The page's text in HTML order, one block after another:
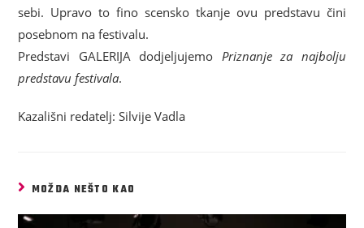
sebi. Upravo to fino scensko tkanje ovu predstavu čini
posebnom na festivalu.
Predstavi GALERIJA dodjeljujemo Priznanje za najbolju
predstavu festivala.
Kazališni redatelj: Silvije Vadla
MOŽDA NEŠTO KAO